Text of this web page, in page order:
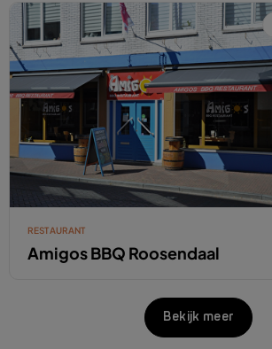
RESTAURANT
Amigos BBQ Roosendaal
Bekijk meer